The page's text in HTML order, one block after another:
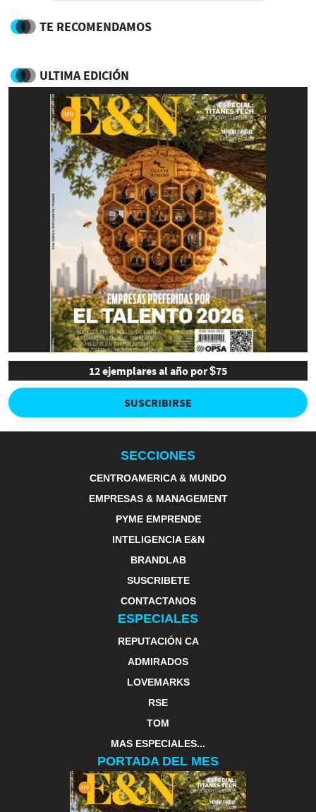
TE RECOMENDAMOS
ULTIMA EDICIÓN
12 ejemplares al año por $75
SUSCRIBIRSE
SECCIONES
CENTROAMERICA & MUNDO
EMPRESAS & MANAGEMENT
PYME EMPRENDE
INTELIGENCIA E&N
BRANDLAB
SUSCRIBETE
CONTACTANOS
ESPECIALES
REPUTACIÓN CA
ADMIRADOS
LOVEMARKS
RSE
TOM
MAS ESPECIALES...
PORTADA DEL MES